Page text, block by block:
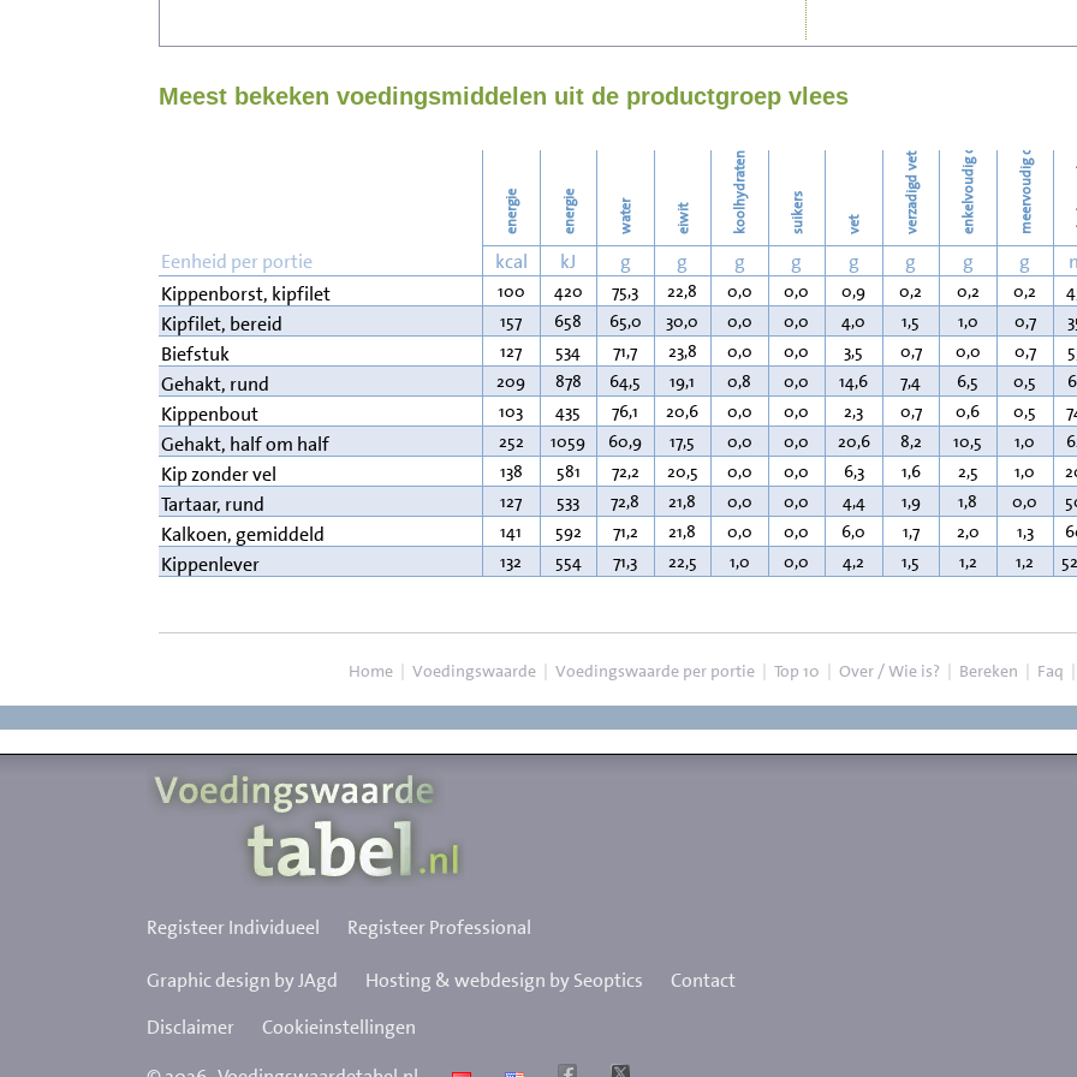
Wassen
Meest bekeken voedingsmiddelen uit de productgroep vlees
energie energie water eiwit koolhydraten suikers vet verzadigd vet enkelvoudig onverzadigd vet meervoudig onverzadigd vet
Eenheid per portie kcal kJ g g g g g g g g
Kippenborst, kipfilet
100 420 75,3 22,8 0,0 0,0 0,9 0,2 0,2 0,2
Kipfilet, bereid 157 658 65,0 30,0 0,0 0,0 4,0 1,5 1,0 0,7
Biefstuk 127 534 71,7 23,8 0,0 0,0 3,5 0,7 0,0 0,7
Gehakt, rund 209 878 64,5 19,1 0,8 0,0 14,6 7,4 6,5 0,5
Kippenbout 103 435 76,1 20,6 0,0 0,0 2,3 0,7 0,6 0,5
Gehakt, half om half 252 1059 60,9 17,5 0,0 0,0 20,6 8,2 10,5 1,0
Kip zonder vel 138 581 72,2 20,5 0,0 0,0 6,3 1,6 2,5 1,0
Tartaar, rund 127 533 72,8 21,8 0,0 0,0 4,4 1,9 1,8 0,0
Kalkoen, gemiddeld 141 592 71,2 21,8 0,0 0,0 6,0 1,7 2,0 1,3
Kippenlever 132 554 71,3 22,5 1,0 0,0 4,2 1,5 1,2 1,2
Home | Voedingswaarde | Voedingswaarde per portie | Top 10 | Over / Wie is? | Bereken | Faq |
Registeer Individueel Registeer Professional
Graphic design by JAgd Hosting & webdesign by Seoptics
Contact
Disclaimer
Cookieinstellingen